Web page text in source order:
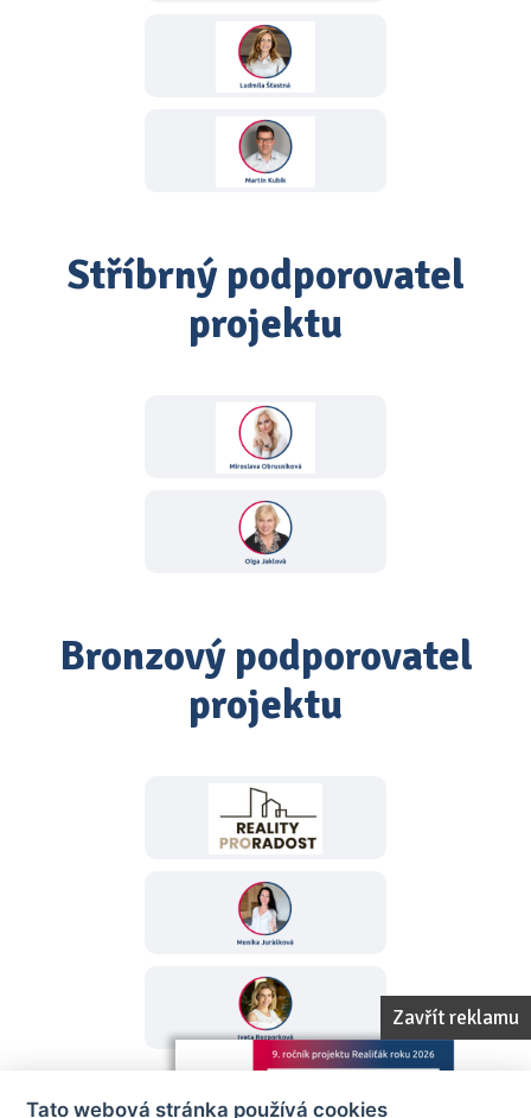
Zavřít reklamu
Stříbrný podporovatel
projektu
Bronzový podporovatel
projektu
Tato webová stránka používá cookies